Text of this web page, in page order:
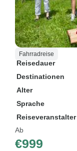
Fahrradreise
Reisedauer
Destinationen
Alter
Sprache
Reiseveranstalter
Ab
€999